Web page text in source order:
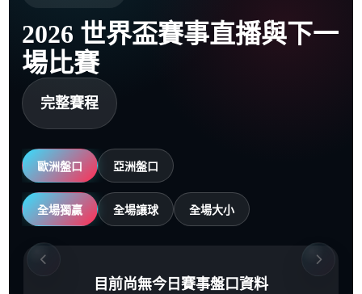
2026 世界盃賽事直播與下一
場比賽
完整賽程
歐洲盤口 亞洲盤口
全場獨贏 全場讓球 全場大小
目前尚無今日賽事盤口資料